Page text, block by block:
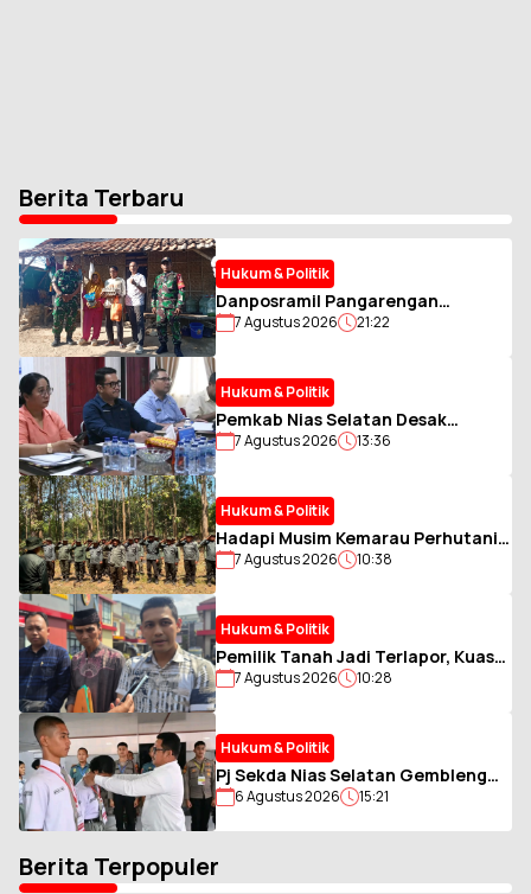
Berita Terbaru
Hukum & Politik
Danposramil Pangarengan
Gandeng AWAS Salurkan Bantuan
7 Agustus 2026 21:22
Hukum & Politik
Pemkab Nias Selatan Desak
Tambahan Kuota LPG 3 Kg, Soroti
Aktivitas Warga
7 Agustus 2026 13:36
Hukum & Politik
Hadapi Musim Kemarau Perhutani
Bondowoso Gelar Simulasi
7 Agustus 2026 10:38
Hukum & Politik
Pemilik Tanah Jadi Terlapor, Kuasa
Hukum Minta Pembuktian Akta Jual
7 Agustus 2026 10:28
Hukum & Politik
Pj Sekda Nias Selatan Gembleng
Calon Paskibraka, Tanamkan
6 Agustus 2026 15:21
Berita Terpopuler